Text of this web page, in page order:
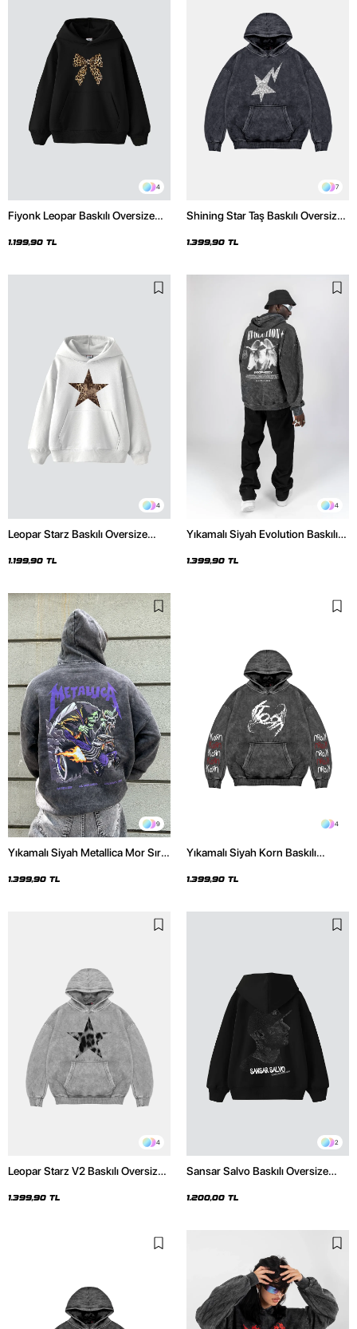
4
Fiyonk Leopar Baskılı Oversize
1.199,90 TL
7
Shining Star Taş Baskılı Oversize
Hoodie
1.399,90 TL
4
Leopar Starz Baskılı Oversize
1.199,90 TL
4
Yıkamalı Siyah Evolution Baskılı
Hoodie
1.399,90 TL
9
Yıkamalı Siyah Metallica Mor Sırt
Hoodie
1.399,90 TL
4
Yıkamalı Siyah Korn Baskılı
1.399,90 TL
4
Leopar Starz V2 Baskılı Oversize
Hoodie
1.399,90 TL
2
Sansar Salvo Baskılı Oversize
1.200,00 TL